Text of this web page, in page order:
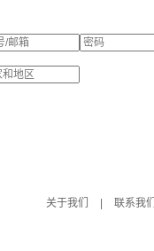
关于我们
联系我们